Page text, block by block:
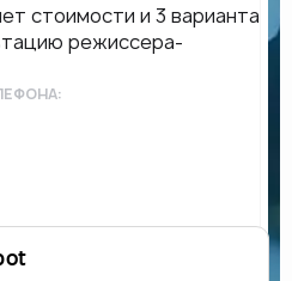
стоимости и 3 варианта
режиссера-